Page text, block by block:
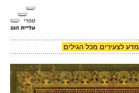
לצעירים מכל הגילים